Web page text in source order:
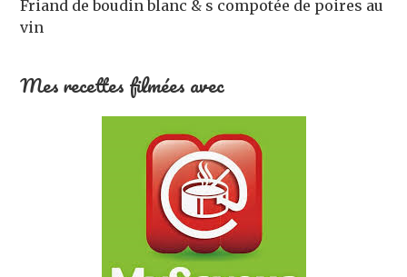
Friand de boudin blanc & s compotée de poires au
vin
Mes recettes filmées avec